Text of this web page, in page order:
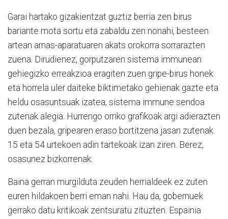
Garai hartako gizakientzat guztiz berria zen birus
bariante mota sortu eta zabaldu zen nonahi, besteen
artean arnas-aparatuaren akats orokorra sorrarazten
zuena. Dirudienez, gorputzaren sistema immunean
gehiegizko erreakzioa eragiten zuen gripe-birus honek
eta horrela uler daiteke biktimetako gehienak gazte eta
heldu osasuntsuak izatea, sistema immune sendoa
zutenak alegia. Hurrengo orriko grafikoak argi adierazten
duen bezala, gripearen eraso bortitzena jasan zutenak
15 eta 54 urtekoen adin tartekoak izan ziren. Berez,
osasunez bizkorrenak.
Baina gerran murgilduta zeuden herrialdeek ez zuten
euren hildakoen berri eman nahi. Hau da, gobernuek
gerrako datu kritikoak zentsuratu zituzten. Espainia